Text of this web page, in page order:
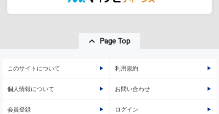
Page Top
このサイトについて 利用規約
個人情報について お問い合わせ
会員登録 ログイン